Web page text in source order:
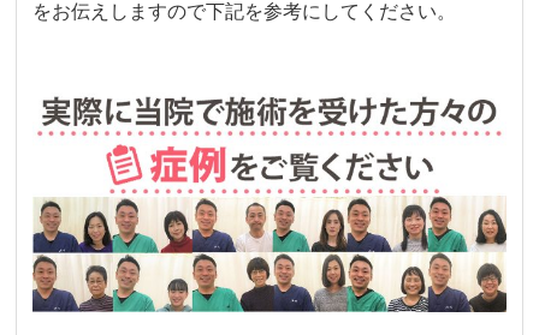
をお伝えしますので下記を参考にしてください。